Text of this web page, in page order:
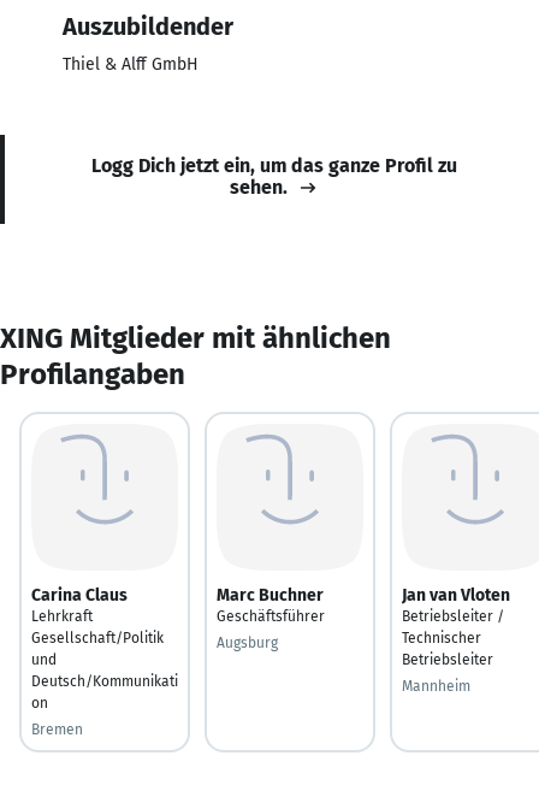
Auszubildender
Thiel & Alff GmbH
Logg Dich jetzt ein, um das ganze Profil zu
sehen.
XING Mitglieder mit ähnlichen
Profilangaben
Carina Claus
Lehrkraft
Gesellschaft/Politik
und
Deutsch/Kommunikati
on
Bremen
Marc Buchner
Geschäftsführer
Augsburg
Jan van Vloten
Betriebsleiter /
Technischer
Betriebsleiter
Mannheim